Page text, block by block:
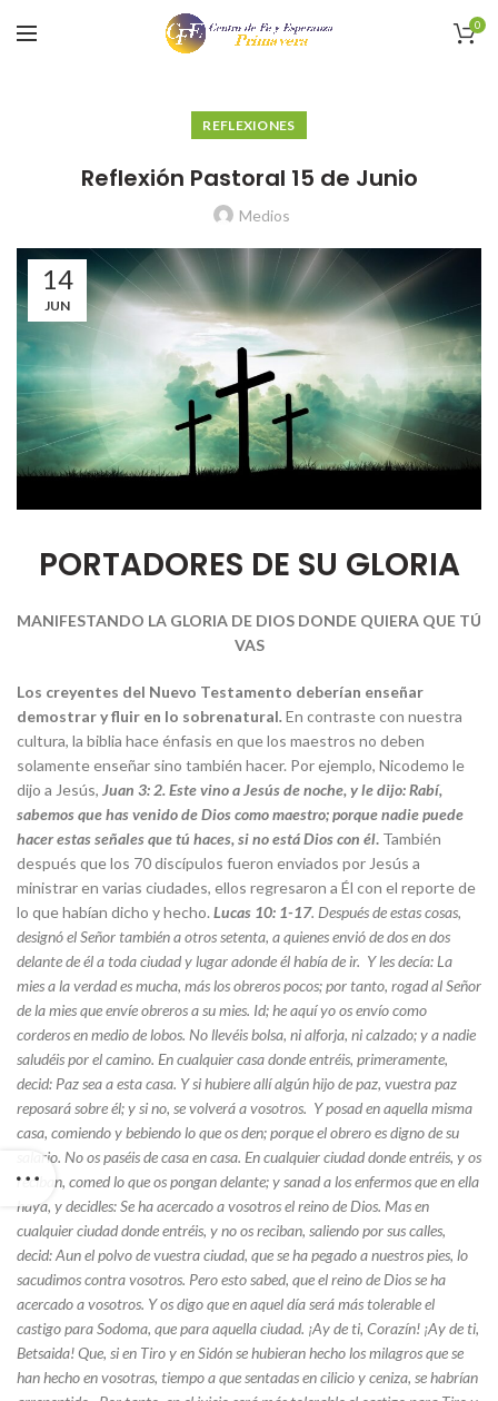
0
REFLEXIONES
Reflexión Pastoral 15 de Junio
Medios
14
JUN
PORTADORES DE SU GLORIA
MANIFESTANDO LA GLORIA DE DIOS DONDE QUIERA QUE TÚ
VAS
Los creyentes del Nuevo Testamento deberían enseñar
demostrar y fluir en lo sobrenatural.En contraste con nuestra
cultura, la biblia hace énfasis en que los maestros no deben
solamente enseñar sino también hacer. Por ejemplo, Nicodemo le
dijo a Jesús, Juan 3: 2.Este vino a Jesús de noche, y le dijo: Rabí,
sabemos que has venido de Dios como maestro; porque nadie puede
hacer estas señales que tú haces, si no está Dios con él. También
después que los 70 discípulos fueron enviados por Jesús a
ministrar en varias ciudades, ellos regresaron a Él con el reporte de
lo que habían dicho y hecho. Lucas 10: 1-17. Después de estas cosas,
designó el Señor también a otros setenta, a quienes envió de dos en dos
delante de él a toda ciudad y lugar adonde él había de ir. Y les decía: La
mies a la verdad es mucha, más los obreros pocos; por tanto, rogad al Señor
de la mies que envíe obreros a su mies. Id; he aquí yo os envío como
corderos en medio de lobos. No llevéis bolsa, ni alforja, ni calzado; y a nadie
saludéis por el camino. En cualquier casa donde entréis, primeramente,
decid: Paz sea a esta casa. Y si hubiere allí algún hijo de paz, vuestra paz
reposará sobre él; y si no, se volverá a vosotros. Y posad en aquella misma
casa, comiendo y bebiendo lo que os den; porque el obrero es digno de su
salario. No os paséis de casa en casa. En cualquier ciudad donde entréis, y os
reciban, comed lo que os pongan delante; y sanad a los enfermos que en ella
haya, y decidles: Se ha acercado a vosotros el reino de Dios. Mas en
cualquier ciudad donde entréis, y no os reciban, saliendo por sus calles,
decid: Aun el polvo de vuestra ciudad, que se ha pegado a nuestros pies, lo
sacudimos contra vosotros. Pero esto sabed, que el reino de Dios se ha
acercado a vosotros. Y os digo que en aquel día será más tolerable el
castigo para Sodoma, que para aquella ciudad. ¡Ay de ti, Corazín! ¡Ay de ti,
Betsaida! Que, si en Tiro y en Sidón se hubieran hecho los milagros que se
han hecho en vosotras, tiempo a que sentadas en cilicio y ceniza, se habrían